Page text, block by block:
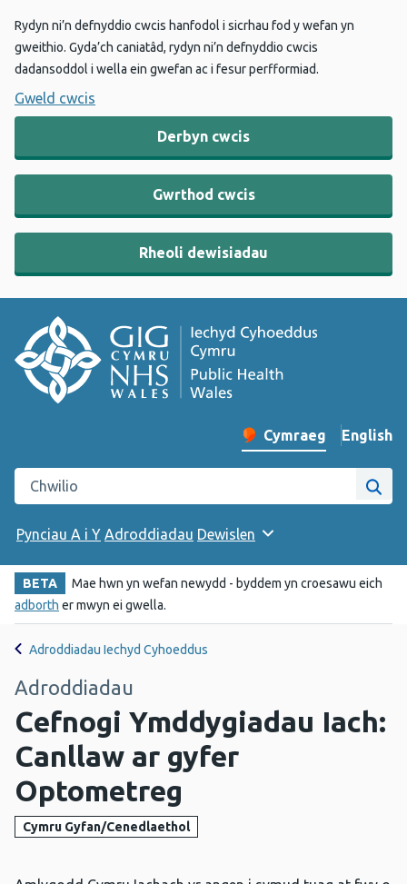
Rydyn ni’n defnyddio cwcis hanfodol i sicrhau fod y wefan yn
gweithio. Gyda’ch caniatâd, rydyn ni’n defnyddio cwcis
dadansoddol i wella ein gwefan ac i fesur perfformiad.
Gweld cwcis
Derbyn cwcis
Gwrthod cwcis
Rheoli dewisiadau
Newid iaith y wefan
Cymraeg English
–
Chwilio gwefan Iechyd Cyhoeddus Cymru
Pynciau A i Y Adroddiadau Dewislen
BETA
Mae hwn yn wefan newydd - byddem yn croesawu eich
adborth er mwyn ei gwella.
Adroddiadau Iechyd Cyhoeddus
Adroddiadau
Cefnogi Ymddygiadau Iach:
Canllaw ar gyfer
Optometreg
Cymru Gyfan/Cenedlaethol